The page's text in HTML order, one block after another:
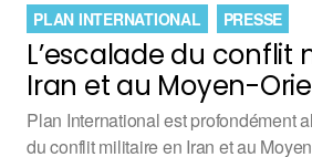
L’escalade du conflit
Iran et au Moyen-
PLAN INTERNATIONAL
PRESSE
Plan International est profondément
du conflit militaire en Iran et au